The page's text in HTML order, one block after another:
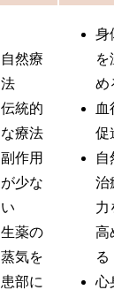
自然療
法
伝統的
な療法
副作用
が少な
い
生薬の
蒸気を
患部に
身
を
め
血
促
自
治
力
高
る
心